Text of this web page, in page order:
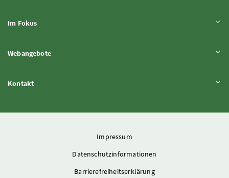
Im FokusInhalt aufklappen
WebangeboteInhalt aufklappen
KontaktInhalt aufklappen
Impressum
Datenschutzinformationen
Barrierefreiheitserklärung